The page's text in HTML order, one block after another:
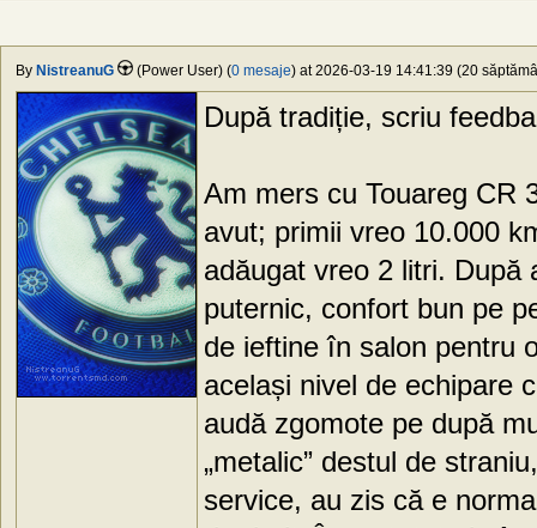
By NistreanuG (Power User) (0 mesaje) at 2026-03-19 14:41:39 (20
După tradiție, scriu
Am mers cu Touareg CR
avut; primii vreo 10.000
adăugat vreo 2 litri. După
puternic, confort bun pe
de ieftine în salon pentru
același nivel de echipare
audă zgomote pe după
„metalic” destul de
service, au zis că e